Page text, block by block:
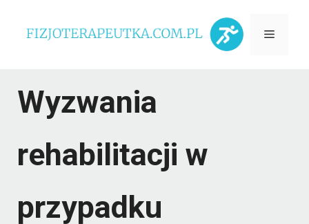
Menu
Wyzwania
rehabilitacji w
przypadku